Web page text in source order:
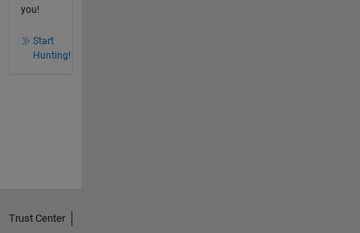
you!
Start
Hunting!
Trust Center